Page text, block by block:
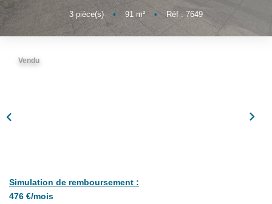
ADMINISTRATION DE BIENS
Gestion
3 pièce(s) • 91 m² • Réf : 7649
Vendu
Simulation de remboursement :
476 €/mois